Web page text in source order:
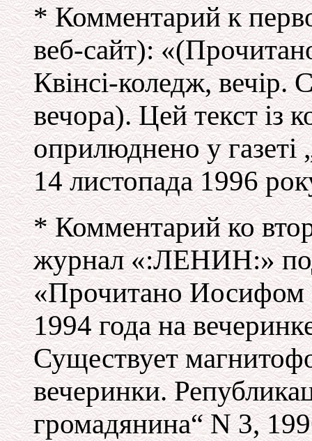
* Комментарий к
веб-сайт):
Квiнсi-коледж,вечiр. С
вечора). Цей текст iз
оприлюднено у
14 листопада 1996
* Комментарий ко
журнал «:ЛЕНИН:»
«Прочитано Иосифом
1994 года на
Существует
вечеринки.
громадянина“ N 3,